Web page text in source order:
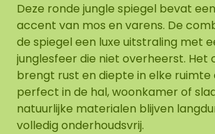
Deze ronde jungle spiegel bevat
accent van mos en varens. De
de spiegel een luxe uitstraling met
junglesfeer die niet overheerst. Het
brengt rust en diepte in elke ruimte
perfect in de hal, woonkamer of
natuurlijke materialen blijven
volledig onderhoudsvrij.